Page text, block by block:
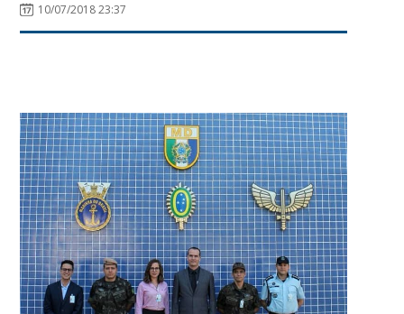
10/07/2018 23:37